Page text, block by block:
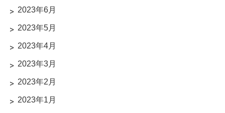
2023年6月
2023年5月
2023年4月
2023年3月
2023年2月
2023年1月